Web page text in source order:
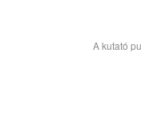
A kutató